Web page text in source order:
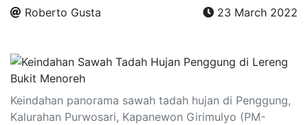
Roberto Gusta
23 March 2022
Keindahan panorama sawah tadah hujan di Penggung,
Kalurahan Purwosari, Kapanewon Girimulyo (PM-